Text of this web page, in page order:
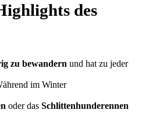
des
zu bewandern und hat zu jeder
im Winter
oder das Schlittenhunderennen